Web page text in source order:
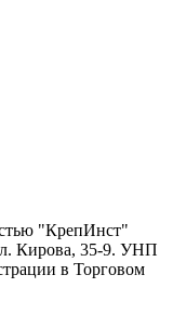
"КрепИнст"
Кирова, 35-9. УНП
в Торговом